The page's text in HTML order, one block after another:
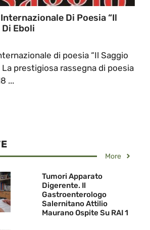
Di Poesia “Il
Eboli
di poesia “Il Saggio
La prestigiosa rassegna di poesia
...
More
Tumori Apparato
Digerente. Il
Gastroenterologo
Salernitano Attilio
Maurano Ospite Su RAI 1